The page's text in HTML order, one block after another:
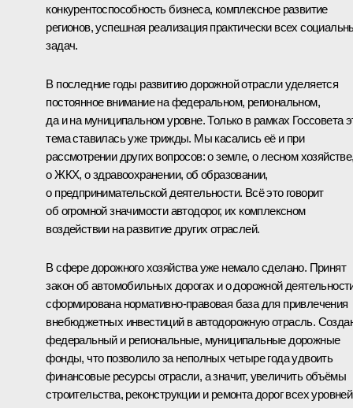
конкурентоспособность бизнеса, комплексное развитие
регионов, успешная реализация практически всех
задач.
В последние годы развитию дорожной отрасли уделяется
постоянное внимание на федеральном, региональном,
да и на муниципальном уровне. Только в рамках Госсовета
тема ставилась уже трижды. Мы касались её и при
рассмотрении других вопросов: о земле, о лесном
о ЖКХ, о здравоохранении, об образовании,
о предпринимательской деятельности. Всё это говорит
об огромной значимости автодорог, их комплексном
воздействии на развитие других отраслей.
В сфере дорожного хозяйства уже немало сделано. Принят
закон об автомобильных дорогах и о дорожной
сформирована нормативно-правовая база для привлечения
внебюджетных инвестиций в автодорожную отрасль.
федеральный и региональные, муниципальные дорожные
фонды, что позволило за неполных четыре года удвоить
финансовые ресурсы отрасли, а значит, увеличить объёмы
строительства, реконструкции и ремонта дорог всех